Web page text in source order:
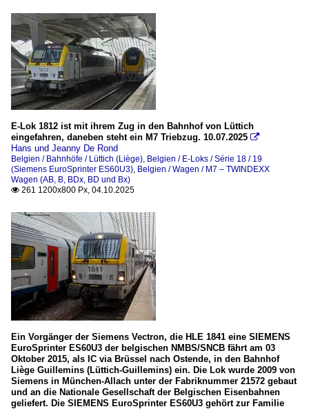
E-Lok 1812 ist mit ihrem Zug in den Bahnhof von Lüttich
eingefahren, daneben steht ein M7 Triebzug. 10.07.2025 
Hans und Jeanny De Rond
Belgien / Bahnhöfe / Lüttich (Liège), Belgien / E-Loks / Série 18 / 19
(Siemens EuroSprinter ES60U3), Belgien / Wagen / M7 – TWINDEXX
Wagen (AB, B, BDx, BD und Bx)
 261 1200x800 Px, 04.10.2025
Ein Vorgänger der Siemens Vectron, die HLE 1841 eine SIEMENS
EuroSprinter ES60U3 der belgischen NMBS/SNCB fährt am 03
Oktober 2015, als IC via Brüssel nach Ostende, in den Bahnhof
Liège Guillemins (Lüttich-Guillemins) ein. Die Lok wurde 2009 von
Siemens in München-Allach unter der Fabriknummer 21572 gebaut
und an die Nationale Gesellschaft der Belgischen Eisenbahnen
geliefert. Die SIEMENS EuroSprinter ES60U3 gehört zur Familie